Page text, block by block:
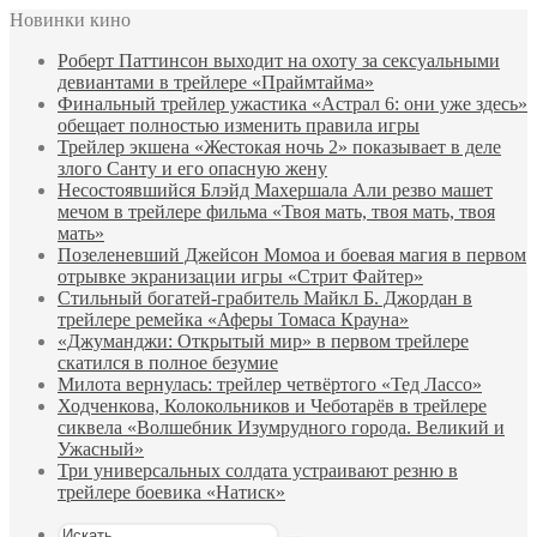
Новинки кино
Роберт Паттинсон выходит на охоту за сексуальными
девиантами в трейлере «Праймтайма»
Финальный трейлер ужастика «Астрал 6: они уже здесь»
обещает полностью изменить правила игры
Трейлер экшена «Жестокая ночь 2» показывает в деле
злого Санту и его опасную жену
Несостоявшийся Блэйд Махершала Али резво машет
мечом в трейлере фильма «Твоя мать, твоя мать, твоя
мать»
Позеленевший Джейсон Момоа и боевая магия в первом
отрывке экранизации игры «Стрит Файтер»
Стильный богатей-грабитель Майкл Б. Джордан в
трейлере ремейка «Аферы Томаса Крауна»
«Джуманджи: Открытый мир» в первом трейлере
скатился в полное безумие
Милота вернулась: трейлер четвёртого «Тед Лассо»
Ходченкова, Колокольников и Чеботарёв в трейлере
сиквела «Волшебник Изумрудного города. Великий и
Ужасный»
Три универсальных солдата устраивают резню в
трейлере боевика «Натиск»